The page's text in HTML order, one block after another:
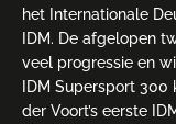
het Internationale
IDM. De afgelopen
veel progressie en
IDM Supersport
der Voort’s eerste